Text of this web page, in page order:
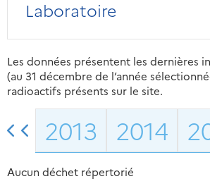
Laboratoire
Les données présentent les dernières
(au 31 décembre de l’année
radioactifs présents sur le site.
2013 2014
Aucun déchet répertorié